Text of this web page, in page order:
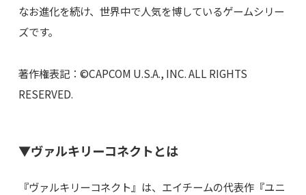
なお進化を続け、世界中で人気を博しているゲームシリー
ズです。
著作権表記：©CAPCOM U.S.A., INC. ALL RIGHTS
RESERVED.
▼ヴァルキリーコネクトとは
『ヴァルキリーコネクト』は、エイチームの代表作『ユニ